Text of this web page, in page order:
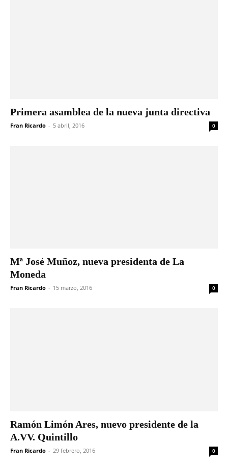
Primera asamblea de la nueva junta directiva
Fran Ricardo - 5 abril, 2016 0
Mª José Muñoz, nueva presidenta de La
Moneda
Fran Ricardo - 15 marzo, 2016 0
Ramón Limón Ares, nuevo presidente de la
A.VV. Quintillo
Fran Ricardo - 29 febrero, 2016 0